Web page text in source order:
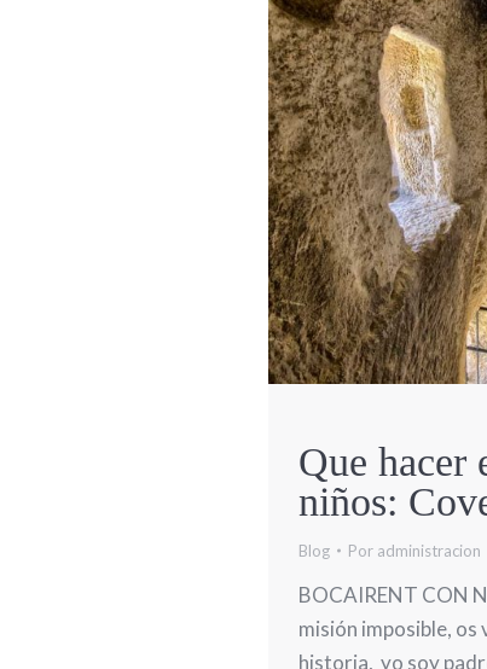
Que hacer
niños:
Blog Por administracion
BOCAIRENT CON
misión imposible, os
historia, yo soy